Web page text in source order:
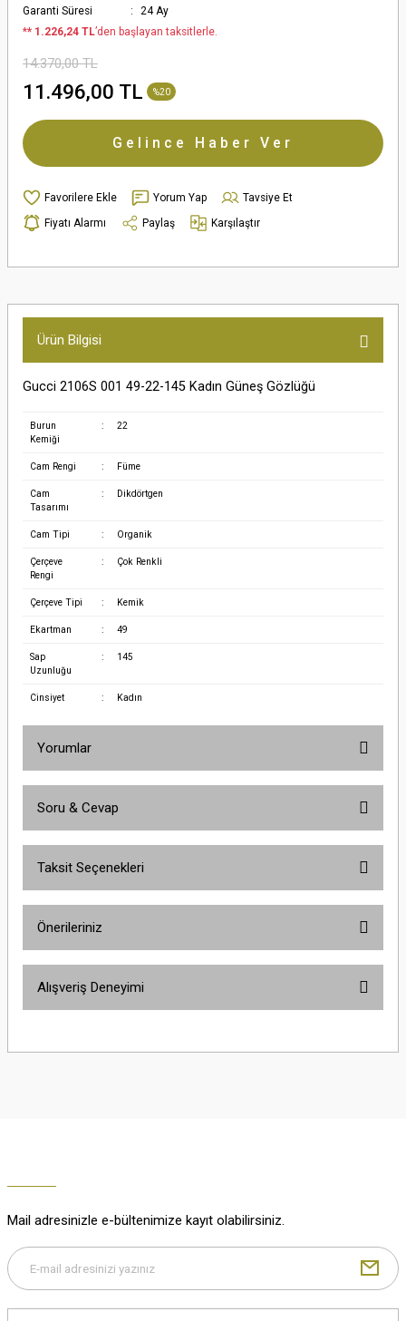
Garanti Süresi
24 Ay
** 1.226,24 TL’den başlayan taksitlerle.
14.370,00 TL
11.496,00 TL %20
Gelince Haber Ver
Yorum Yap
Tavsiye Et
Fiyatı Alarmı
Paylaş Karşılaştır
Ürün Bilgisi
Gucci 2106S 001 49-22-145 Kadın Güneş Gözlüğü
Burun
Kemiği
: 22
Cam Rengi : Füme
Cam
Tasarımı
: Dikdörtgen
Cam Tipi : Organik
Çerçeve
Rengi
: Çok Renkli
Çerçeve Tipi : Kemik
Ekartman : 49
Sap
Uzunluğu
: 145
Cinsiyet : Kadın
Yorumlar
Soru & Cevap
Taksit Seçenekleri
Önerileriniz
yetersiz gördüğünüz noktaları öneri formunu kullanarak tarafımıza
Gönder
Alışveriş Deneyimi
M... K... | 29/12/2025
Mail adresinizle e-bültenimize kayıt olabilirsiniz.